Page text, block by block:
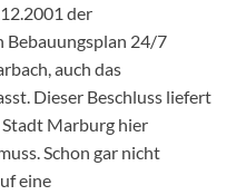
der
Bebauungsplan 24/7
auch das
Dieser Beschluss liefert
Stadt Marburg hier
Schon gar nicht
eine